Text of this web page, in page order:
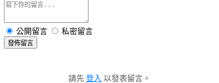
公開留言 私密留言
發佈留言
請先 登入 以發表留言。